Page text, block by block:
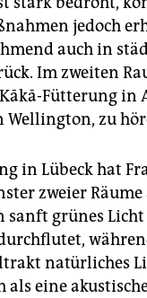
jedoch
auch in
Im zweiten
Fütterung in
Wellington, zu
in Lübeck hat
zweier
sanft grünes
natürliches
als eine